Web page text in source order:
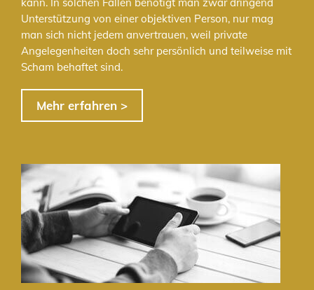
kann. In solchen Fällen benötigt man zwar dringend
Unterstützung von einer objektiven Person, nur mag
man sich nicht jedem anvertrauen, weil private
Angelegenheiten doch sehr persönlich und teilweise mit
Scham behaftet sind.
Mehr erfahren >